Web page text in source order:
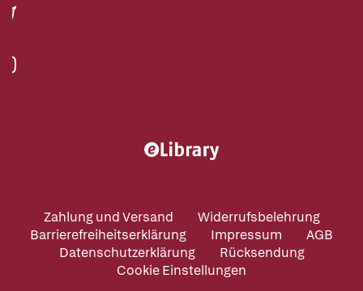
Zahlung und Versand
Widerrufsbelehrung
Barrierefreiheitserklärung
Impressum
AGB
Datenschutzerklärung
Rücksendung
Cookie Einstellungen